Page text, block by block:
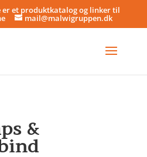
er et produktkatalog og linker til
mail@malwigruppen.dk
&